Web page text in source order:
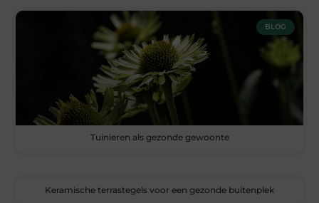
BLOG
Tuinieren als gezonde gewoonte
Keramische terrastegels voor een gezonde buitenplek